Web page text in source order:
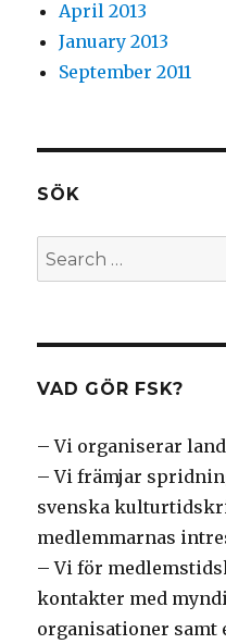
April 2013
January 2013
September 2011
SÖK
Search
for:
VAD GÖR FSK?
– Vi organiserar
– Vi främjar
svenska
medlemmarnas
– Vi för
kontakter med
organisationer samt